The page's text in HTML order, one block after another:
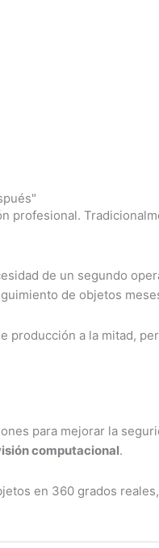
profesional.
de un segundo
de objetos
producción a la mitad,
para mejorar la
computacional.
en 360 grados